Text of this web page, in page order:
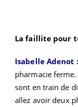
La faillite pour
Isabelle Adenot :
pharmacie
sont en train de
allez avoir deux